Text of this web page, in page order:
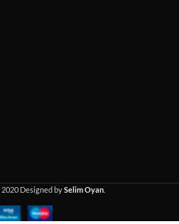
2020 Designed bySelim Oyan